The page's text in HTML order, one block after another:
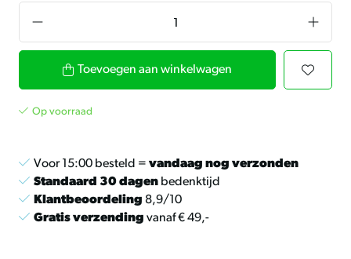
Toevoegen aan winkelwagen
Op voorraad
Voor 15:00 besteld = vandaag nog verzonden
Standaard 30 dagen bedenktijd
Klantbeoordeling 8,9/10
Gratis verzending vanaf € 49,-